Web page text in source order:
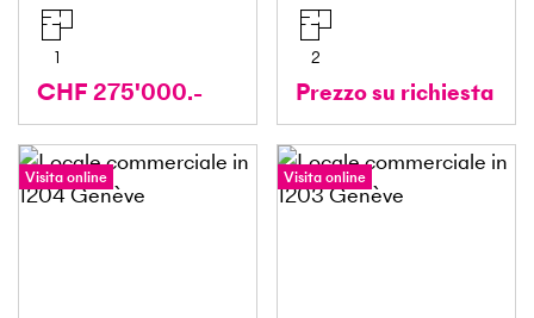
1
CHF 275'000.-
2
Prezzo su richiesta
Visita online Visita online